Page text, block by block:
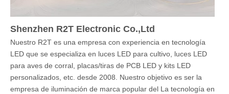
Shenzhen R2T Electronic Co.,Ltd
Nuestro R2T es una empresa con experiencia en tecnología
LED que se especializa en luces LED para cultivo, luces LED
para aves de corral, placas/tiras de PCB LED y kits LED
personalizados, etc. desde 2008. Nuestro objetivo es ser la
empresa de iluminación de marca popular del La tecnología en